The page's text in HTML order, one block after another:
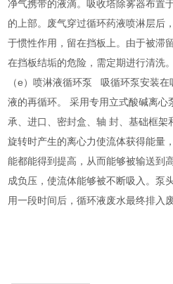
净气携带的液滴。吸收塔除雾器布置
的上部。废气穿过循环药液喷淋层后
于惯性作用，留在挡板上。由于被滞
在挡板结垢的危险，需定期进行清洗。
（e）喷淋液循环泵 吸循环泵安装
液的再循环。 采用专用立式酸碱离心
承、进口、密封盒、轴 封、基础框架
旋转时产生的离心力使流体获得能量
能都能得到提高，从而能够被输送到
成负压，使流体能够被不断吸入。泵
用一段时间后，循环液废水最终排入